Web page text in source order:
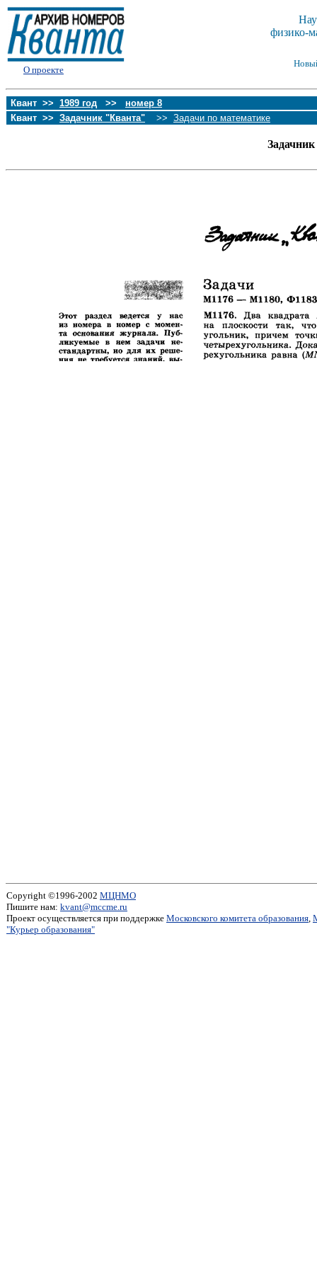
О проекте
физико-
Квант >> 1989 год >> номер 8
Квант >> Задачник "Кванта" >> Задачи по математике
Copyright ©1996-2002 МЦНМО
Пишите нам: kvant@mccme.ru
Проект осуществляется при поддержке Московского комитета образования,
"Курьер образования"